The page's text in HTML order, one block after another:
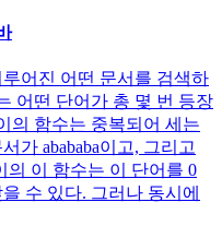
어진 어떤 문서를 검색하
어떤 단어가 총 몇 번 등장
의 함수는 중복되어 세는
가 abababa이고, 그리고
의 이 함수는 이 단어를 0
수 있다. 그러나 동시에